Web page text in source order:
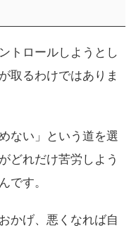
トロールしようとし
取るわけではありま
ない」という道を選
どれだけ苦労しよう
です。
かげ、悪くなれば自